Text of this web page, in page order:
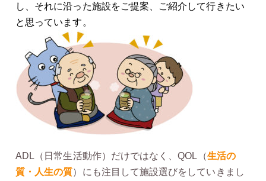
し、それに沿った施設をご提案、ご紹介して行きたい
と思っています。
ADL（日常生活動作）だけではなく、QOL（生活の
質・人生の質）にも注目して施設選びをしていきまし